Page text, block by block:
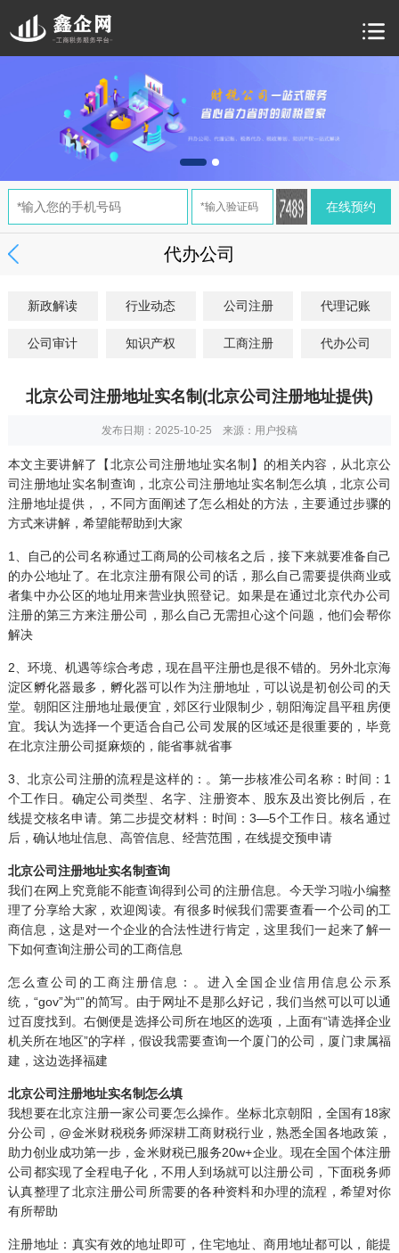
代办公司
新政解读 行业动态 公司注册 代理记账
公司审计 知识产权 工商注册 代办公司
北京公司注册地址实名制(北京公司注册地址提供)
发布日期：2025-10-25 来源：用户投稿
本文主要讲解了【北京公司注册地址实名制】的相关内容，从北京公
司注册地址实名制查询，北京公司注册地址实名制怎么填，北京公司
注册地址提供，，不同方面阐述了怎么相处的方法，主要通过步骤的
方式来讲解，希望能帮助到大家
1、自己的公司名称通过工商局的公司核名之后，接下来就要准备自己
的办公地址了。在北京注册有限公司的话，那么自己需要提供商业或
者集中办公区的地址用来营业执照登记。如果是在通过北京代办公司
注册的第三方来注册公司，那么自己无需担心这个问题，他们会帮你
解决
2、环境、机遇等综合考虑，现在昌平注册也是很不错的。另外北京海
淀区孵化器最多，孵化器可以作为注册地址，可以说是初创公司的天
堂。朝阳区注册地址最便宜，郊区行业限制少，朝阳海淀昌平租房便
宜。我认为选择一个更适合自己公司发展的区域还是很重要的，毕竟
在北京注册公司挺麻烦的，能省事就省事
3、北京公司注册的流程是这样的：。第一步核准公司名称：时间：1
个工作日。确定公司类型、名字、注册资本、股东及出资比例后，在
线提交核名申请。第二步提交材料：时间：3—5个工作日。核名通过
后，确认地址信息、高管信息、经营范围，在线提交预申请
北京公司注册地址实名制查询
我们在网上究竟能不能查询得到公司的注册信息。今天学习啦小编整
理了分享给大家，欢迎阅读。有很多时候我们需要查看一个公司的工
商信息，这是对一个企业的合法性进行肯定，这里我们一起来了解一
下如何查询注册公司的工商信息
怎么查公司的工商注册信息：。进入全国企业信用信息公示系
统，“gov”为“”的简写。由于网址不是那么好记，我们当然可以可以通
过百度找到。右侧便是选择公司所在地区的选项，上面有“请选择企业
机关所在地区”的字样，假设我需要查询一个厦门的公司，厦门隶属福
建，这边选择福建
北京公司注册地址实名制怎么填
我想要在北京注册一家公司要怎么操作。坐标北京朝阳，全国有18家
分公司，@金米财税税务师深耕工商财税行业，熟悉全国各地政策，
助力创业成功第一步，金米财税已服务20w+企业。现在全国个体注册
公司都实现了全程电子化，不用人到场就可以注册公司，下面税务师
认真整理了北京注册公司所需要的各种资料和办理的流程，希望对你
有所帮助
注册地址：真实有效的地址即可，住宅地址、商用地址都可以，能提